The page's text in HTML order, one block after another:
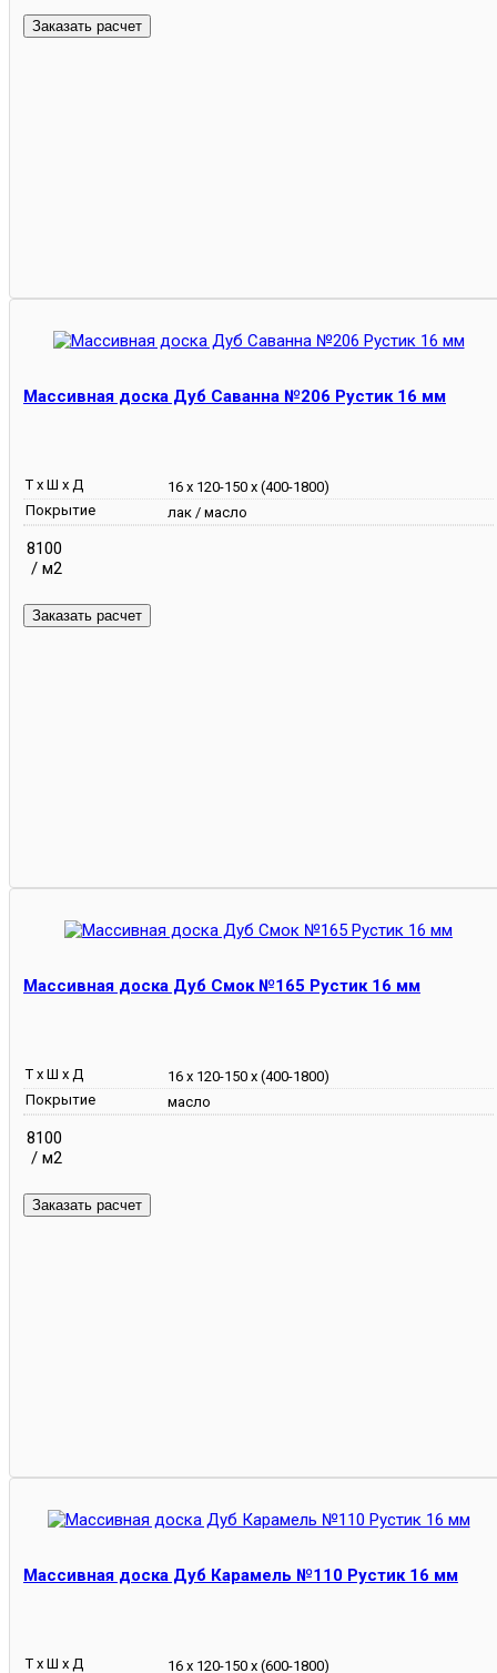
Массивная доска Дуб Саванна №206 Рустик 16 мм
Т х Ш х Д
16 х 120-150 х (400-1800)
Покрытие
лак / масло
8100
/ м2
Массивная доска Дуб Смок №165 Рустик 16 мм
Т х Ш х Д
16 х 120-150 х (400-1800)
Покрытие
масло
8100
/ м2
Массивная доска Дуб Карамель №110 Рустик 16 мм
Т х Ш х Д 16 х 120-150 х (600-1800)